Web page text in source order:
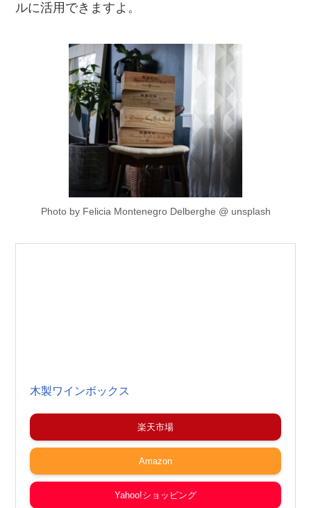
ルに活用できますよ。
Photo by Felicia Montenegro Delberghe @ unsplash
木製ワインボックス
楽天市場
Amazon
Yahoo!ショッピング